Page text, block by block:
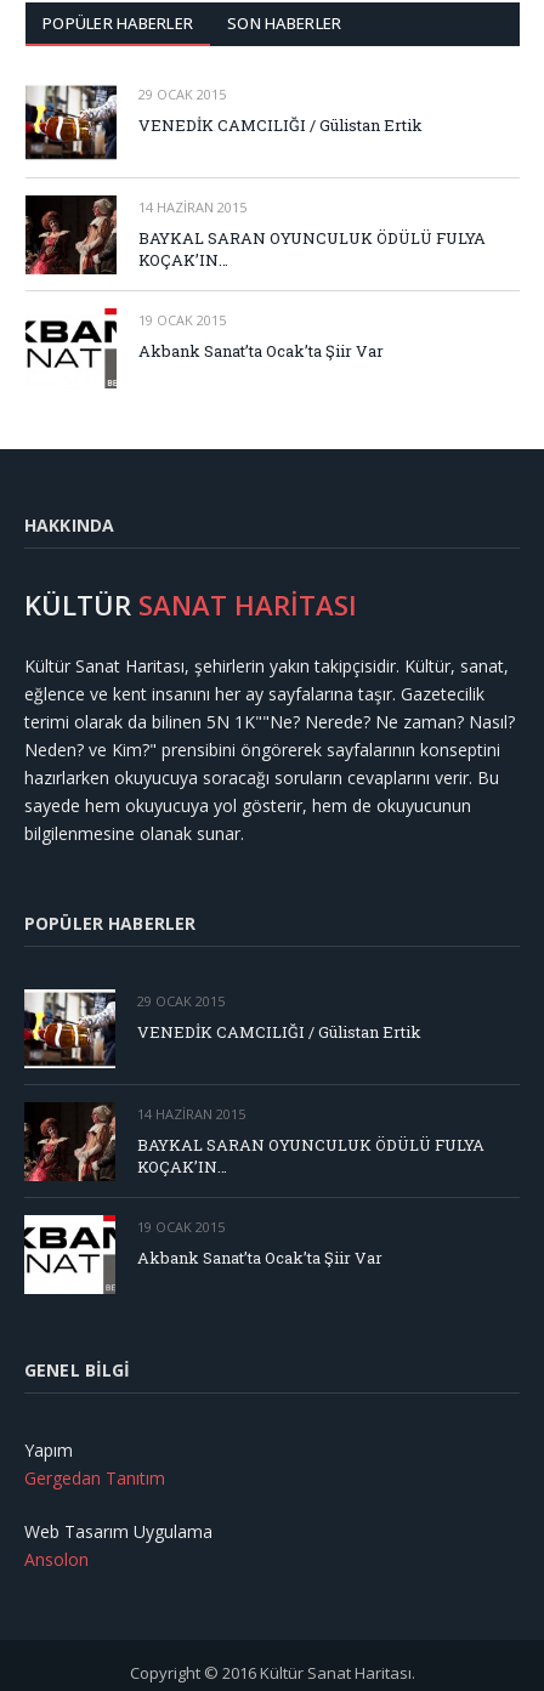
POPÜLER HABERLER SON HABERLER
29 OCAK 2015
VENEDİK CAMCILIĞI / Gülistan Ertik
14 HAZIRAN 2015
BAYKAL SARAN OYUNCULUK ÖDÜLÜ FULYA
KOÇAK’IN…
19 OCAK 2015
Akbank Sanat’ta Ocak’ta Şiir Var
HAKKINDA
KÜLTÜR SANAT HARİTASI
Kültür Sanat Haritası, şehirlerin yakın takipçisidir. Kültür, sanat,
eğlence ve kent insanını her ay sayfalarına taşır. Gazetecilik
terimi olarak da bilinen 5N 1K""Ne? Nerede? Ne zaman? Nasıl?
Neden? ve Kim?" prensibini öngörerek sayfalarının konseptini
hazırlarken okuyucuya soracağı soruların cevaplarını verir. Bu
sayede hem okuyucuya yol gösterir, hem de okuyucunun
bilgilenmesine olanak sunar.
POPÜLER HABERLER
29 OCAK 2015
VENEDİK CAMCILIĞI / Gülistan Ertik
14 HAZIRAN 2015
BAYKAL SARAN OYUNCULUK ÖDÜLÜ FULYA
KOÇAK’IN…
19 OCAK 2015
Akbank Sanat’ta Ocak’ta Şiir Var
GENEL BILGI
Yapım
Gergedan Tanıtım
Web Tasarım Uygulama
Ansolon
Copyright © 2016 Kültür Sanat Haritası.